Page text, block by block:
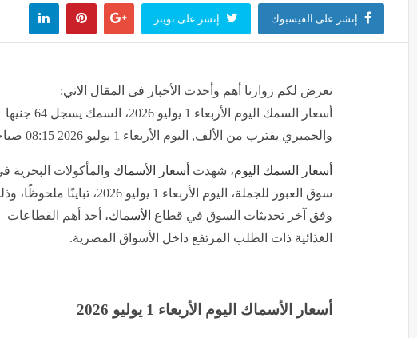
إنشر على الفيسبوك إنشر على تويتر
نعرض لكم زوارنا أهم وأحدث الأخبار فى المقال الاتي:
أسعار السمك اليوم الأربعاء 1 يوليو 2026، السمك يسجل 64 جنيها
والجمبري يقترب من الألف, اليوم الأربعاء 1 يوليو 2026 08:15 صباحاً
أسعار السمك اليوم، شهدت أسعار الأسماك والمأكولات البحرية
سوق العبور للجملة، اليوم الأربعاء 1 يوليو 2026، تباينًا
وفق آخر تحديثات السوق في قطاع الأسماك، أحد أهم القطاعات
الغذائية ذات الطلب المرتفع داخل الأسواق المصرية.
أسعار الأسماك اليوم الأربعاء 1 يوليو 2026